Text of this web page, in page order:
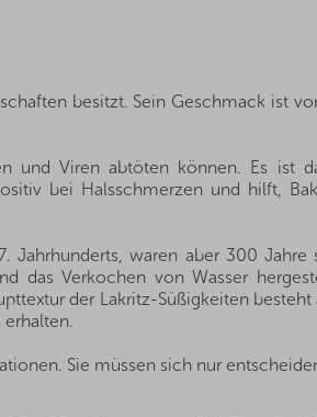
besitzt. Sein Geschmack ist
und Viren abtöten können. Es ist
bei Halsschmerzen und hilft,
waren aber 300
das Verkochen von Wasser
der Lakritz-Süßigkeiten
Sie müssen sich nur